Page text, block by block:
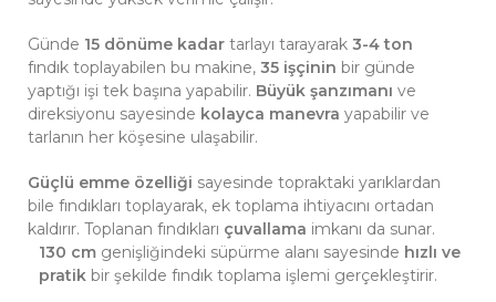
Günde 15 dönüme kadar tarlayı tarayarak 3-4 ton
fındık toplayabilen bu makine, 35 işçinin bir günde
yaptığı işi tek başına yapabilir. Büyük şanzımanı ve
direksiyonu sayesinde kolayca manevra yapabilir ve
tarlanın her köşesine ulaşabilir.
Güçlü emme özelliği sayesinde topraktaki yarıklardan
bile fındıkları toplayarak, ek toplama ihtiyacını ortadan
kaldırır. Toplanan fındıkları çuvallama imkanı da sunar.
130 cm genişliğindeki süpürme alanı sayesinde hızlı ve
pratik bir şekilde fındık toplama işlemi gerçekleştirir.